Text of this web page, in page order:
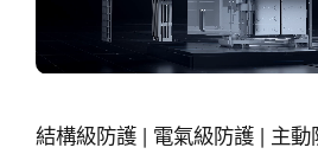
結構級防護 | 電氣級防護 | 主